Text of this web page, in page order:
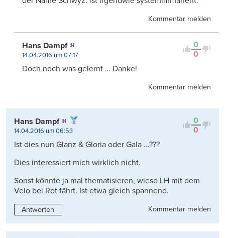
Kommentar melden
0
0
Hans Dampf
14.04.2016 um 07:17
Doch noch was gelernt … Danke!
Kommentar melden
0
0
Hans Dampf
14.04.2016 um 06:53
Ist dies nun Glanz & Gloria oder Gala …???
Dies interessiert mich wirklich nicht.
Sonst könnte ja mal thematisieren, wieso LH mit dem
Velo bei Rot fährt. Ist etwa gleich spannend.
Antworten Kommentar melden